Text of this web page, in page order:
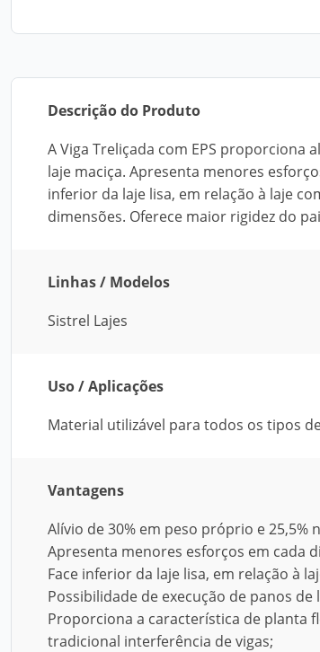
Descrição do Produto
A Viga Treliçada com EPS proporciona
laje maciça. Apresenta menores
inferior da laje lisa, em relação à laje
dimensões. Oferece maior rigidez do
Linhas / Modelos
Sistrel Lajes
Uso / Aplicações
Material utilizável para todos os tipos
Vantagens
Alívio de 30% em peso próprio e
Apresenta menores esforços em cada
Face inferior da laje lisa, em relação à
Possibilidade de execução de panos
Proporciona a característica de planta
tradicional interferência de vigas;